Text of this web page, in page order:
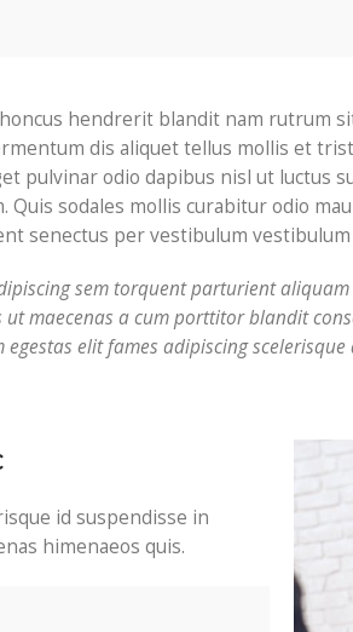
hendrerit blandit nam rutrum
dis aliquet tellus mollis et
pulvinar odio dapibus nisl ut luctus
sodales mollis curabitur odio
senectus per vestibulum
sem torquent parturient
maecenas a cum porttitor blandit
elit fames adipiscing
id suspendisse in
himenaeos quis.